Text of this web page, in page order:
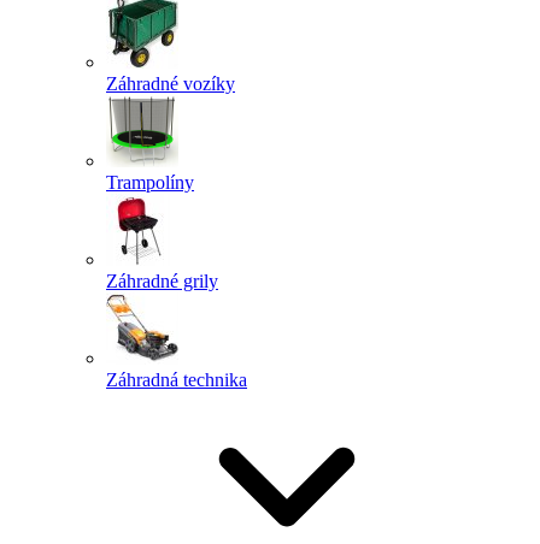
Záhradné vozíky
Trampolíny
Záhradné grily
Záhradná technika